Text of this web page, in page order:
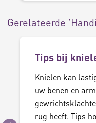
Gerelateerde
Tips bij
Knielen kan
uw benen en
rug heeft. Tips